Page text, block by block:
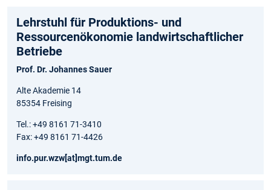
Lehrstuhl für Produktions- und
Ressourcenökonomie landwirtschaftlicher
Betriebe
Prof. Dr. Johannes Sauer
Alte Akademie 14
85354 Freising
Tel.: +49 8161 71-3410
Fax: +49 8161 71-4426
info.pur.wzw[at]mgt.tum.de